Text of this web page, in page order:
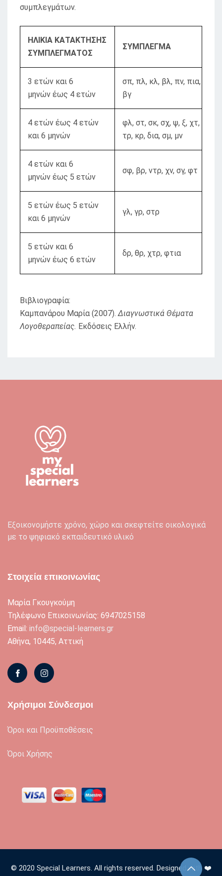
συμπλεγμάτων.
ΗΛΙΚΙΑ ΚΑΤΑΚΤΗΣΗΣ
ΣΥΜΠΛΕΓΜΑΤΟΣ
ΣΥΜΠΛΕΓΜΑ
3 ετών και 6
μηνών έως 4 ετών
σπ, πλ, κλ, βλ, πν, πια,
βγ
4 ετών έως 4 ετών
και 6 μηνών
φλ, στ, σκ, σχ, ψ, ξ, χτ,
τρ, κρ, δια, σμ, μν
4 ετών και 6
μηνών έως 5 ετών
σφ, βρ, ντρ, χν, σγ, φτ
5 ετών έως 5 ετών
και 6 μηνών
γλ, γρ, στρ
5 ετών και 6
μηνών έως 6 ετών
δρ, θρ, χτρ, φτια
Βιβλιογραφία:
Καμπανάρου Μαρία (2007).Διαγνωστικά Θέματα
Λογοθεραπείας. Εκδόσεις Ελλήν.
Εξοικονομήστε χρόνο, χώρο και σκεφτείτε οικολογικά
με το ψηφιακό εκπαιδευτικό υλικό
Στοιχεία επικοινωνίας
Μαρία Γκουγκούμη
Τηλέφωνο Επικοινωνίας: 6947025158
Email: info@special-learners.gr
Αθήνα, 10445, Αττική
Χρήσιμοι Σύνδεσμοι
Όροι και Προϋποθέσεις
Όροι Χρήσης
© 2020 Special Learners. All rights reserved. Designed with ❤️